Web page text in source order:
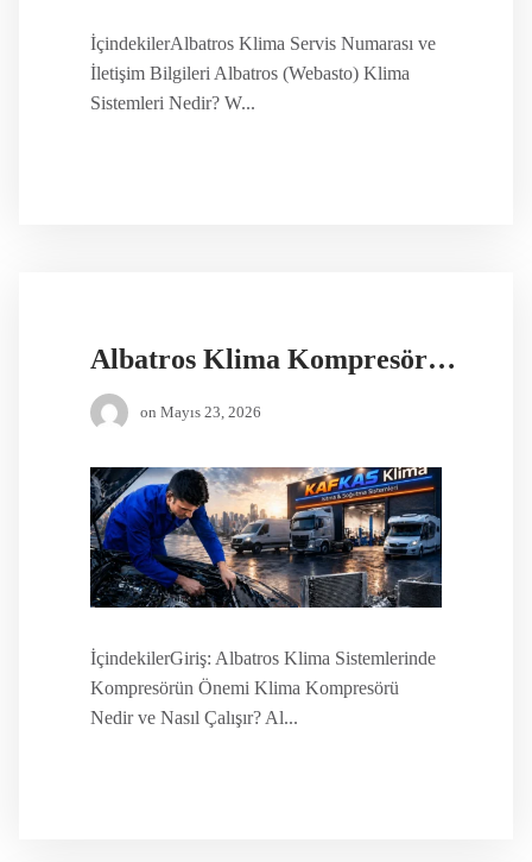
İçindekilerAlbatros Klima Servis Numarası ve
İletişim Bilgileri Albatros (Webasto) Klima
Sistemleri Nedir? W...
Albatros Klima Kompresör Değişimi
on Mayıs 23, 2026
İçindekilerGiriş: Albatros Klima Sistemlerinde
Kompresörün Önemi Klima Kompresörü
Nedir ve Nasıl Çalışır? Al...